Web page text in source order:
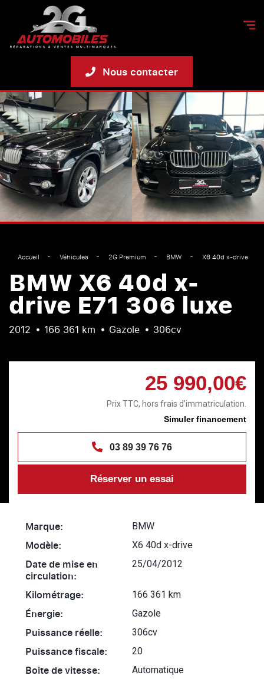
Nous contacter
Accueil Véhicules 2G Premium BMW X6 40d x-drive
BMW X6 40d x-
drive E71 306 luxe
2012 166 361 km Gazole 306cv
25 990,00€
Prix TTC, hors frais d’immatriculation.
Simuler financement
03 89 39 76 76
Réserver un essai
Marque: BMW
Modèle: X6 40d x-drive
Date de mise en
circulation:
25/04/2012
Kilométrage: 166 361 km
Énergie: Gazole
Puissance réelle: 306cv
Puissance fiscale: 20
Boite de vitesse: Automatique